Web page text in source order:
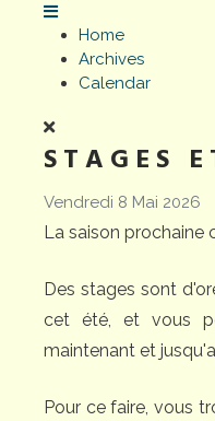
Home
Archives
Calendar
STAGES
Vendredi 8 Mai 2026
La saison prochaine
Des stages sont
cet été, et vous
maintenant et
Pour ce faire, vous